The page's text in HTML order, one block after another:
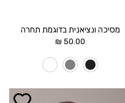
מסיכה ונציאנית בדוגמת תחרה
50.00
₪